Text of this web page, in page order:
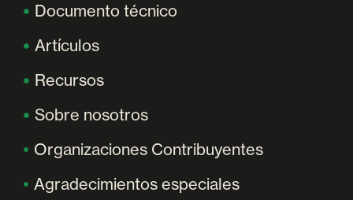
Documento técnico
Artículos
Recursos
Sobre nosotros
Organizaciones Contribuyentes
Agradecimientos especiales